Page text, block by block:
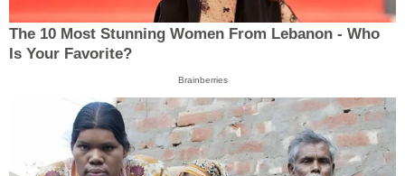
The 10 Most Stunning Women From Lebanon - Who
Is Your Favorite?
Brainberries